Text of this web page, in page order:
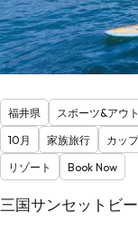
福井県 スポーツ&アウ
10月
家族旅行 カッ
リゾート
Book Now
三国サンセットビ